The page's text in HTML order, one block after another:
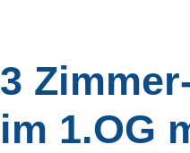
3
im 1.OG